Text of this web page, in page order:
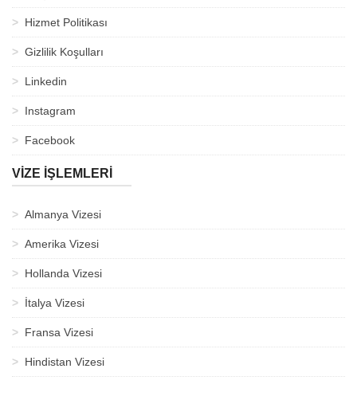
Hizmet Politikası
Gizlilik Koşulları
Linkedin
Instagram
Facebook
VİZE İŞLEMLERİ
Almanya Vizesi
Amerika Vizesi
Hollanda Vizesi
İtalya Vizesi
Fransa Vizesi
Hindistan Vizesi